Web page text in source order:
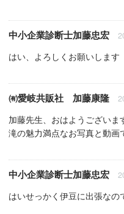
中小企業診断士加藤忠宏
はい、よろしくお願いします
㈲愛岐共販社 加藤康隆
加藤先生、おはようございま
滝の魅力満点なお写真と動画
中小企業診断士加藤忠宏
はいせっかく伊豆に出張なの